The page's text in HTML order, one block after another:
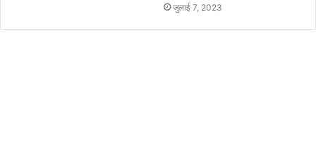
जुलाई 7, 2023